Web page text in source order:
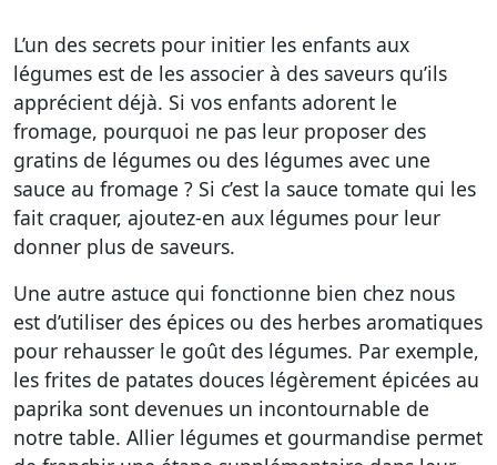
L’un des secrets pour initier les enfants aux
légumes est de les associer à des saveurs qu’ils
apprécient déjà. Si vos enfants adorent le
fromage, pourquoi ne pas leur proposer des
gratins de légumes ou des légumes avec une
sauce au fromage ? Si c’est la sauce tomate qui les
fait craquer, ajoutez-en aux légumes pour leur
donner plus de saveurs.
Une autre astuce qui fonctionne bien chez nous
est d’utiliser des épices ou des herbes aromatiques
pour rehausser le goût des légumes. Par exemple,
les frites de patates douces légèrement épicées au
paprika sont devenues un incontournable de
notre table. Allier légumes et gourmandise permet